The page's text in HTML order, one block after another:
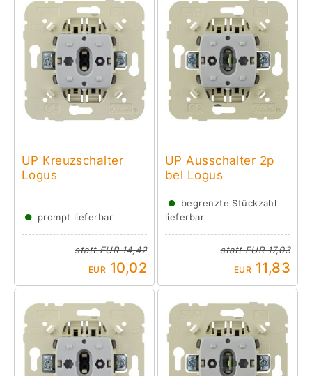
UP Kreuzschalter
Logus
● prompt lieferbar
stattEUR 14,42
EUR 10,02
UP Ausschalter 2p
bel Logus
● begrenzte Stückzahl
lieferbar
stattEUR 17,03
EUR 11,83